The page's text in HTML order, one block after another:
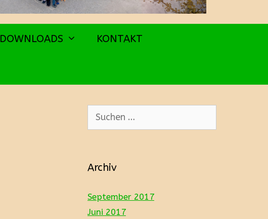
DOWNLOADS KONTAKT
Suchen
nach:
Archiv
September 2017
Juni 2017